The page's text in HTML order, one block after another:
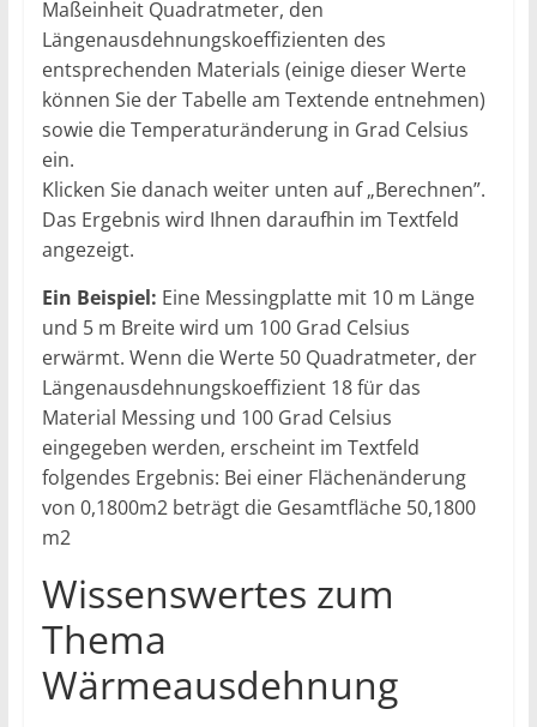
Maßeinheit Quadratmeter, den
Längenausdehnungskoeffizienten des
entsprechenden Materials (einige dieser Werte
können Sie der Tabelle am Textende entnehmen)
sowie die Temperaturänderung in Grad Celsius
ein.
Klicken Sie danach weiter unten auf „Berechnen”.
Das Ergebnis wird Ihnen daraufhin im Textfeld
angezeigt.
Ein Beispiel: Eine Messingplatte mit 10 m Länge
und 5 m Breite wird um 100 Grad Celsius
erwärmt. Wenn die Werte 50 Quadratmeter, der
Längenausdehnungskoeffizient 18 für das
Material Messing und 100 Grad Celsius
eingegeben werden, erscheint im Textfeld
folgendes Ergebnis: Bei einer Flächenänderung
von 0,1800m2 beträgt die Gesamtfläche 50,1800
m2
Wissenswertes zum
Thema
Wärmeausdehnung